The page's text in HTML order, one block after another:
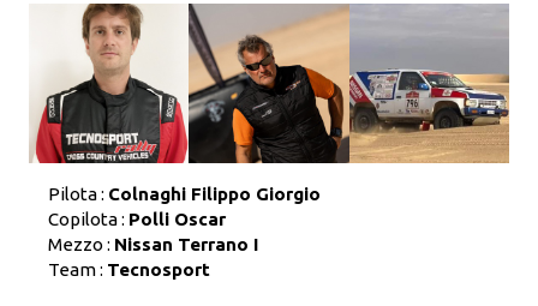
Pilota : Colnaghi Filippo Giorgio
Copilota : Polli Oscar
Mezzo : Nissan Terrano I
Team : Tecnosport